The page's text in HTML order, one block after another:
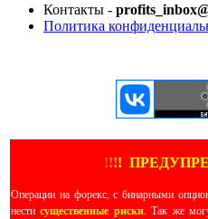
Контакты -
Политика
!!!!
Операции на форекс, с бинарными
нестисущественные риски. Так же